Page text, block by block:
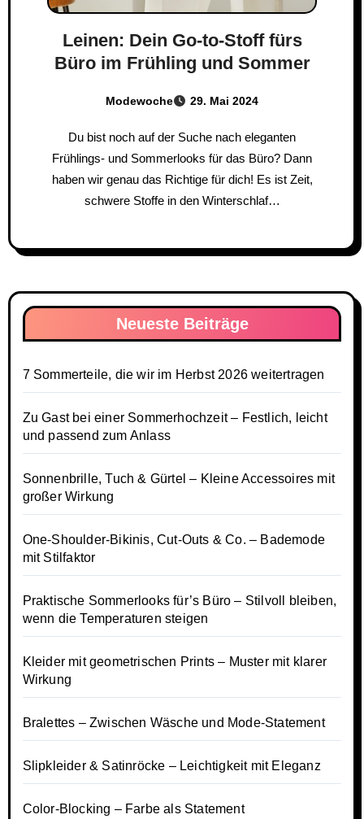
Leinen: Dein Go-to-Stoff fürs
Büro im Frühling und Sommer
Modewoche 29. Mai 2024
Du bist noch auf der Suche nach eleganten
Frühlings- und Sommerlooks für das Büro? Dann
haben wir genau das Richtige für dich! Es ist Zeit,
schwere Stoffe in den Winterschlaf…
Neueste Beiträge
7 Sommerteile, die wir im Herbst 2026 weitertragen
Zu Gast bei einer Sommerhochzeit – Festlich, leicht
und passend zum Anlass
Sonnenbrille, Tuch & Gürtel – Kleine Accessoires mit
großer Wirkung
One-Shoulder-Bikinis, Cut-Outs & Co. – Bademode
mit Stilfaktor
Praktische Sommerlooks für’s Büro – Stilvoll bleiben,
wenn die Temperaturen steigen
Kleider mit geometrischen Prints – Muster mit klarer
Wirkung
Bralettes – Zwischen Wäsche und Mode-Statement
Slipkleider & Satinröcke – Leichtigkeit mit Eleganz
Color-Blocking – Farbe als Statement